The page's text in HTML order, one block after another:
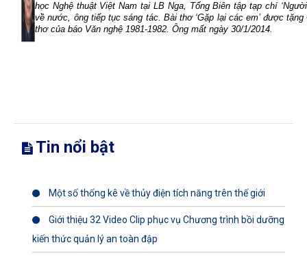
học Nghệ thuật Việt Nam tại LB Nga, Tổng Biên tập tạp chí
về nước, ông tiếp tục sáng tác. Bài thơ ‘Gặp lại các em’ được
thơ của báo Văn nghệ 1981-1982. Ông mất ngày 30/1/2014.
Tin nổi bật
Một số thống kê về thủy điện tích năng trên thế giới
Giới thiệu 32 Video Clip phục vụ Chương trình bồi dưỡng
kiến thức quản lý an toàn đập